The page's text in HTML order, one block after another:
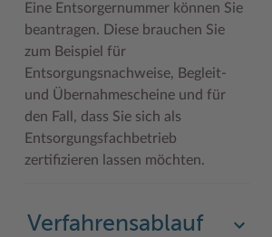
Wo Sie uns finden
Wunsch-Kennzeichen ↗
Zuständigkeitsfinder SH ↗
Social Media
Stellenangebote
Stormarninfo
Termine
Ukrainehilfe
Städte und Gemeinden
Wahlen im Kreis
Wappen und Geschichte
Wappenrolle
Was ist ein Kreis?
Tourismus
Umlandscout Hamburg
Vereine und Gruppen
Wälder und Moore
Eine Entsorgernummer können Sie
beantragen. Diese brauchen Sie
zum Beispiel für
Entsorgungsnachweise, Begleit-
und Übernahmescheine und für
den Fall, dass Sie sich als
Entsorgungsfachbetrieb
zertifizieren lassen möchten.
Verfahrensablauf